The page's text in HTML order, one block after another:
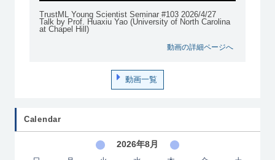
TrustML Young Scientist Seminar #103 2026/4/27
Talk by Prof. Huaxiu Yao (University of North Carolina
at Chapel Hill)
動画の詳細ページへ
動画一覧
Calendar
2026年8月